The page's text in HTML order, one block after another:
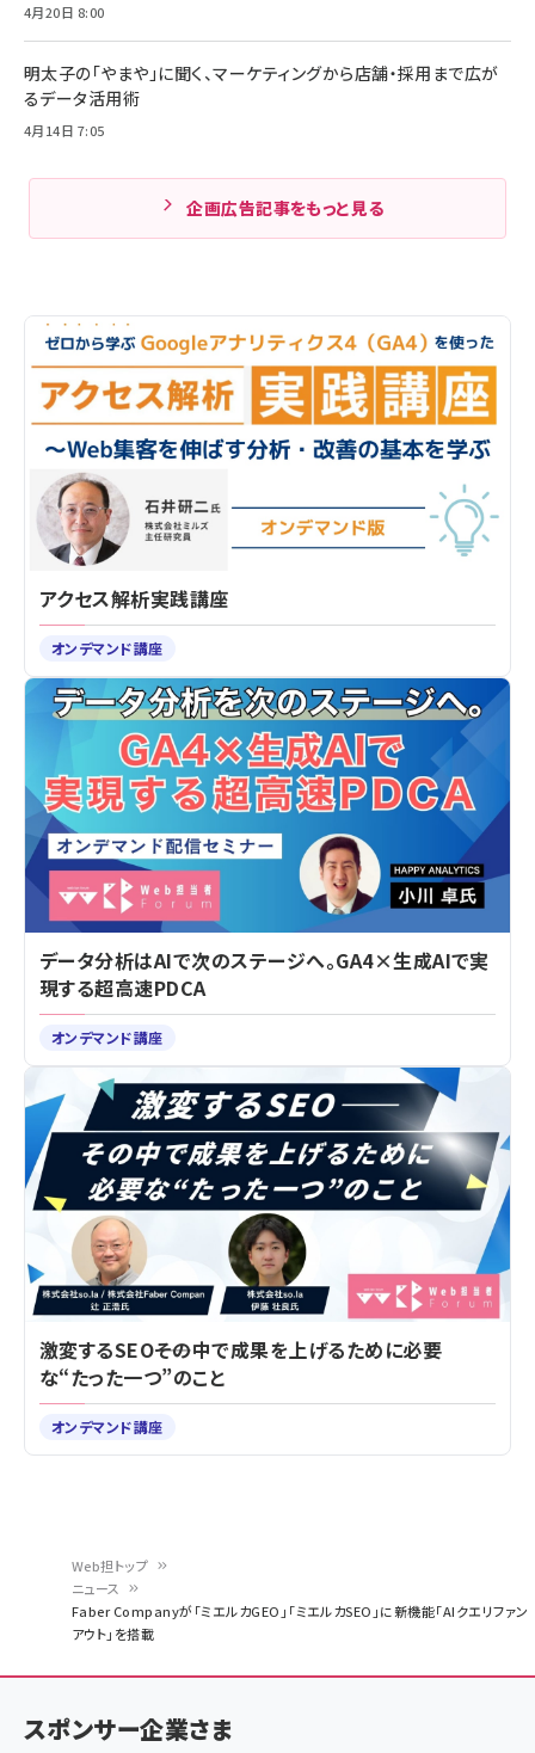
く
ず
Web担トップ
ニュース
Faber Companyが「ミエルカGEO」「ミエルカSEO」に新機能「AIクエリファン
アウト」を搭載
4月20日 8:00
明太子の「やまや」に聞く、マーケティングから店舗・採用まで広が
るデータ活用術
4月14日 7:05
企画広告記事をもっと見る
アクセス解析実践講座
オンデマンド講座
データ分析はAIで次のステージへ。GA4×生成AIで実
現する超高速PDCA
オンデマンド講座
激変するSEO――その中で成果を上げるために必要
な“たった一つ”のこと
オンデマンド講座
スポンサー企業さま